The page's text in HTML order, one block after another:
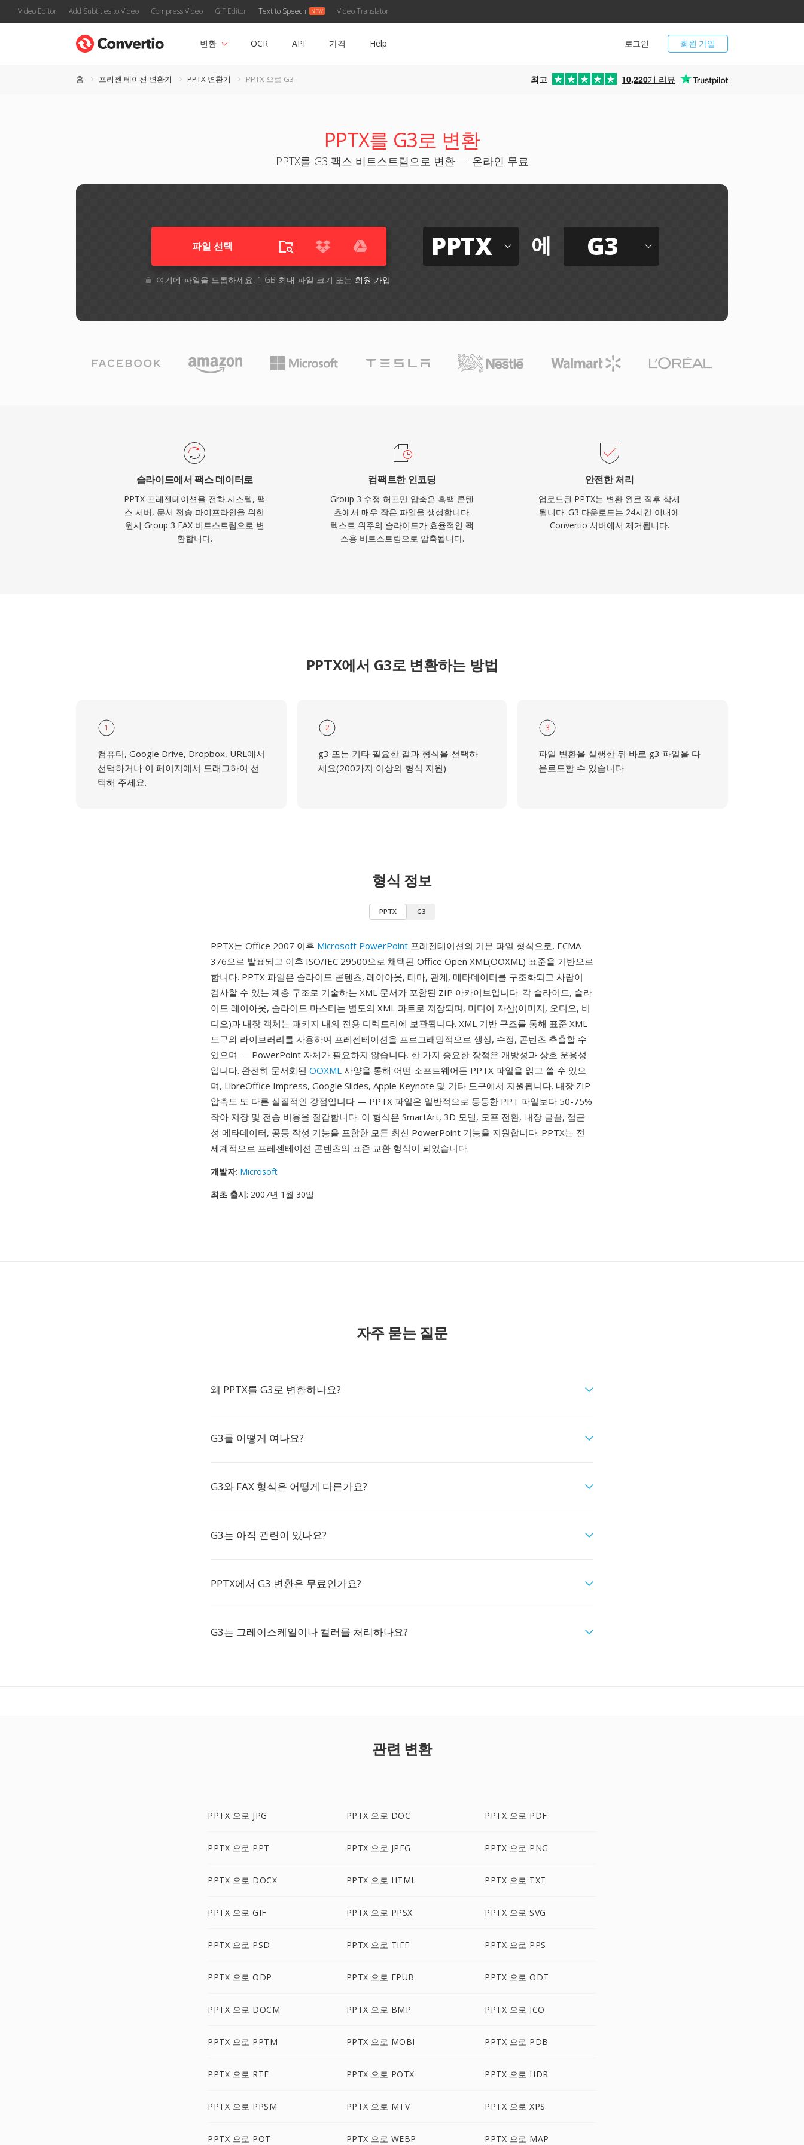
Video Editor Add Subtitles to Video Compress Video GIF Editor Text to Speech Video Translator
회원 가입
로그인
변환 OCR API 가격 Help
홈 프리젠 테이션 변환기 PPTX 변환기 PPTX 으로 G3 최고 10,220개 리뷰
PPTX를 G3로 변환
PPTX를 G3 팩스 비트스트림으로 변환 — 온라인 무료
파일 선택
여기에 파일을 드롭하세요. 1 GB 최대 파일 크기 또는 회원 가입
PPTX 에 G3
슬라이드에서 팩스 데이터로
PPTX 프레젠테이션을 전화 시스템, 팩
스 서버, 문서 전송 파이프라인을 위한
원시 Group 3 FAX 비트스트림으로 변
환합니다.
컴팩트한 인코딩
Group 3 수정 허프만 압축은 흑백 콘텐
츠에서 매우 작은 파일을 생성합니다.
텍스트 위주의 슬라이드가 효율적인 팩
스용 비트스트림으로 압축됩니다.
안전한 처리
업로드된 PPTX는 변환 완료 직후 삭제
됩니다. G3 다운로드는 24시간 이내에
Convertio 서버에서 제거됩니다.
PPTX에서 G3로 변환하는 방법
1
컴퓨터, Google Drive, Dropbox, URL에서
선택하거나 이 페이지에서 드래그하여 선
택해 주세요.
2
g3 또는 기타 필요한 결과 형식을 선택하
세요(200가지 이상의 형식 지원)
3
파일 변환을 실행한 뒤 바로 g3 파일을 다
운로드할 수 있습니다
형식 정보
PPTX G3
PPTX는 Office 2007 이후 Microsoft PowerPoint 프레젠테이션의 기본 파일 형식으로, ECMA-
376으로 발표되고 이후 ISO/IEC 29500으로 채택된 Office Open XML(OOXML) 표준을 기반으로
합니다. PPTX 파일은 슬라이드 콘텐츠, 레이아웃, 테마, 관계, 메타데이터를 구조화되고 사람이
검사할 수 있는 계층 구조로 기술하는 XML 문서가 포함된 ZIP 아카이브입니다. 각 슬라이드, 슬라
이드 레이아웃, 슬라이드 마스터는 별도의 XML 파트로 저장되며, 미디어 자산(이미지, 오디오, 비
디오)과 내장 객체는 패키지 내의 전용 디렉토리에 보관됩니다. XML 기반 구조를 통해 표준 XML
도구와 라이브러리를 사용하여 프레젠테이션을 프로그래밍적으로 생성, 수정, 콘텐츠 추출할 수
있으며 — PowerPoint 자체가 필요하지 않습니다. 한 가지 중요한 장점은 개방성과 상호 운용성
입니다. 완전히 문서화된 OOXML 사양을 통해 어떤 소프트웨어든 PPTX 파일을 읽고 쓸 수 있으
며, LibreOffice Impress, Google Slides, Apple Keynote 및 기타 도구에서 지원됩니다. 내장 ZIP
압축도 또 다른 실질적인 강점입니다 — PPTX 파일은 일반적으로 동등한 PPT 파일보다 50-75%
작아 저장 및 전송 비용을 절감합니다. 이 형식은 SmartArt, 3D 모델, 모프 전환, 내장 글꼴, 접근
성 메타데이터, 공동 작성 기능을 포함한 모든 최신 PowerPoint 기능을 지원합니다. PPTX는 전
세계적으로 프레젠테이션 콘텐츠의 표준 교환 형식이 되었습니다.
개발자: Microsoft
최초 출시: 2007년 1월 30일
자주 묻는 질문
왜 PPTX를 G3로 변환하나요?
G3를 어떻게 여나요?
G3와 FAX 형식은 어떻게 다른가요?
G3는 아직 관련이 있나요?
PPTX에서 G3 변환은 무료인가요?
G3는 그레이스케일이나 컬러를 처리하나요?
관련 변환
PPTX 으로 JPG PPTX 으로 DOC PPTX 으로 PDF
PPTX 으로 PPT PPTX 으로 JPEG PPTX 으로 PNG
PPTX 으로 DOCX PPTX 으로 HTML PPTX 으로 TXT
PPTX 으로 GIF PPTX 으로 PPSX PPTX 으로 SVG
PPTX 으로 PSD PPTX 으로 TIFF PPTX 으로 PPS
PPTX 으로 ODP PPTX 으로 EPUB PPTX 으로 ODT
PPTX 으로 DOCM PPTX 으로 BMP PPTX 으로 ICO
PPTX 으로 PPTM PPTX 으로 MOBI PPTX 으로 PDB
PPTX 으로 RTF PPTX 으로 POTX PPTX 으로 HDR
PPTX 으로 PPSM PPTX 으로 MTV PPTX 으로 XPS
PPTX 으로 POT PPTX 으로 WEBP PPTX 으로 MAP